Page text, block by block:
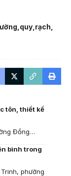
quy rạch
tôn, thiết kế
Đồng…
bình trong
phường